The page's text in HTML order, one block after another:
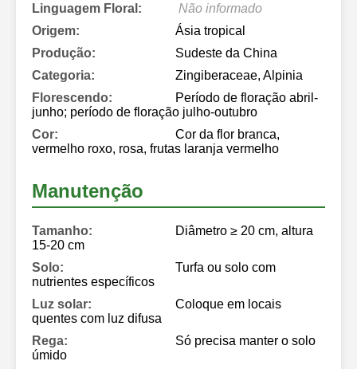
Linguagem Floral:
Não informado
Origem:
Ásia tropical
Produção:
Sudeste da China
Categoria:
Zingiberaceae, Alpinia
Florescendo:
Período de floração abril-
junho; período de floração julho-outubro
Cor:
Cor da flor branca,
vermelho roxo, rosa, frutas laranja vermelho
Manutenção
Tamanho:
Diâmetro ≥ 20 cm, altura
15-20 cm
Solo:
Turfa ou solo com
nutrientes específicos
Luz solar:
Coloque em locais
quentes com luz difusa
Rega:
Só precisa manter o solo
úmido